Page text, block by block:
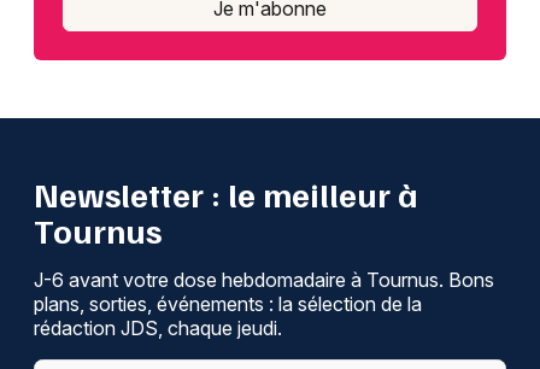
Je m'abonne
Newsletter : le meilleur à
Tournus
J-6 avant votre dose hebdomadaire à Tournus. Bons
plans, sorties, événements : la sélection de la
rédaction JDS, chaque jeudi.